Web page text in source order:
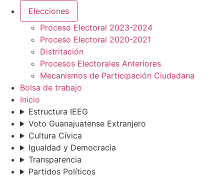
Elecciones
Proceso Electoral 2023-2024
Proceso Electoral 2020-2021
Distritación
Procesos Electorales Anteriores
Mecanismos de Participación Ciudadana
Bolsa de trabajo
Inicio
Estructura IEEG
Voto Guanajuatense Extranjero
Cultura Cívica
Igualdad y Democracia
Transparencia
Partidos Políticos